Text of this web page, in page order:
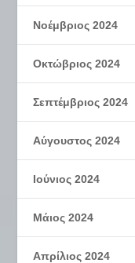
Νοέμβριος 2024
Οκτώβριος 2024
Σεπτέμβριος 2024
Αύγουστος 2024
Ιούνιος 2024
Μάιος 2024
Απρίλιος 2024